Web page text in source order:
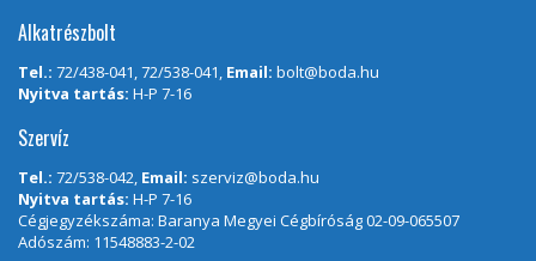
Alkatrészbolt
Tel.: 72/438-041, 72/538-041, Email: bolt@boda.hu
Nyitva tartás: H-P 7-16
Szervíz
Tel.: 72/538-042, Email: szerviz@boda.hu
Nyitva tartás: H-P 7-16
Cégjegyzékszáma: Baranya Megyei Cégbíróság 02-09-065507
Adószám: 11548883-2-02